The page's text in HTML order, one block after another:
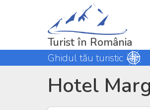
Turist în România
Ghidul tău turistic
Hotel